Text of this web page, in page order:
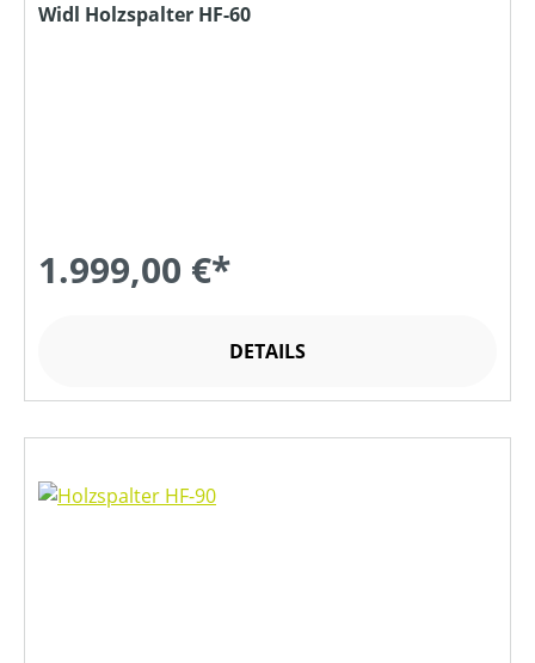
Widl Holzspalter HF-60
1.999,00 €*
DETAILS